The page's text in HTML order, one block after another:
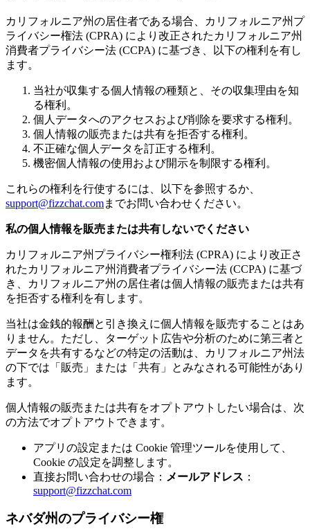
カリフォルニア州の居住者である場合、カリフォルニア州プ
ライバシー権法 (CPRA) により改正されたカリフォルニア州
消費者プライバシー法 (CCPA) に基づき、以下の権利を有し
ます。
当社が収集する個人情報の種類と、その収集理由を知
る権利。
個人データへのアクセスおよび削除を要求する権利。
個人情報の販売または共有を拒否する権利。
不正確な個人データを訂正する権利。
機密個人情報の使用および開示を制限する権利。
これらの権利を行使するには、以下を参照するか、
support@fizzchat.comまでお問い合わせください。
私の個人情報を販売または共有しないでください
カリフォルニア州プライバシー権利法 (CPRA) により改正さ
れたカリフォルニア州消費者プライバシー法 (CCPA) に基づ
き、カリフォルニア州の居住者は個人情報の販売または共有
を拒否する権利を有します。
当社は金銭的報酬と引き換えに個人情報を販売することはあ
りません。ただし、ターゲット広告や分析のために第三者と
データを共有するなどの特定の活動は、カリフォルニア州法
の下では「販売」または「共有」とみなされる可能性があり
ます。
個人情報の販売または共有をオプトアウトしたい場合は、次
の方法でオプトアウトできます。
アプリの設定または Cookie 管理ツールを使用して、
Cookie の設定を調整します。
直接お問い合わせの場合： メールアドレス ：
support@fizzchat.com
ネバダ州のプライバシー権